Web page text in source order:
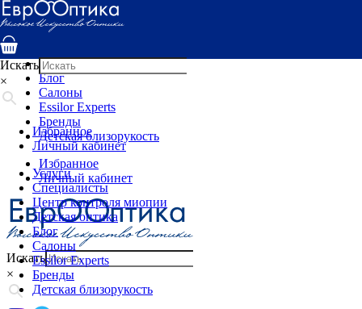
Услуги
Специалисты
Детская оптика
Блог
Салоны
Essilor Experts
Бренды
Детская близорукость
Избранное
Личный кабинет
Искать
×
Искать
×
Избранное
Личный кабинет
Услуги
Специалисты
Центр контроля миопии
Детская оптика
Блог
Салоны
Essilor Experts
Бренды
Детская близорукость